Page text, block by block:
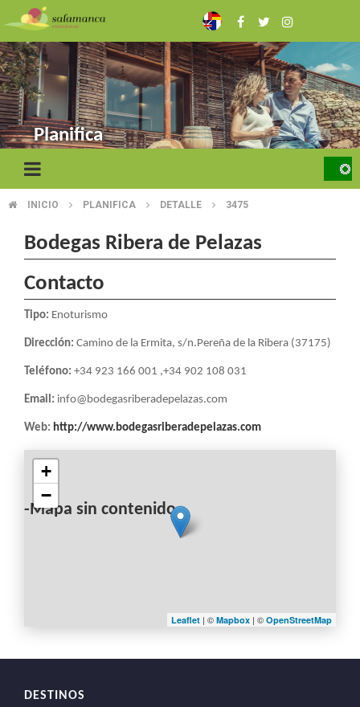
to
main
content
Planifica
BREADCRUMB
INICIO PLANIFICA DETALLE 3475
Bodegas Ribera de Pelazas
Contacto
Tipo: Enoturismo
Dirección: Camino de la Ermita, s/n.Pereña de la Ribera (37175)
Teléfono: +34 923 166 001 ,+34 902 108 031
Email: info@bodegasriberadepelazas.com
Web: http://www.bodegasriberadepelazas.com
-Mapa sin contenido-
+
−
Leaflet | © Mapbox | © OpenStreetMap
DESTINOS